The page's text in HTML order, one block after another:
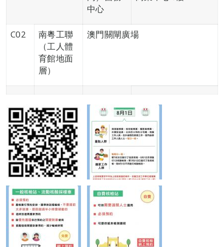
中心
C02
南粵工聯
（工人體
育館地面
層）
澳門關閘廣場